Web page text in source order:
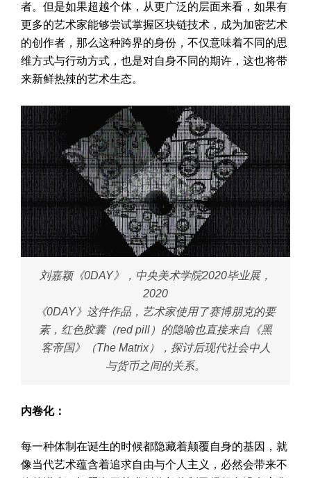
者。但是如果超越个体，从更广泛的层面来看，如果有
更多的艺术家能够尝试掌握区块链技术，成为加密艺术
的创作者，那么这种跨界的身份，不仅意味着不同的思
维方式与行动方式，也是对自身不同的期许，这也将带
来新鲜热辣的艺术生态。
​刘嘉颖《0DAY》，中央美术学院2020毕业展，
2020
《0DAY》这件作品，艺术家使用了赛博朋克的要
素，红色胶囊（red pill）的隐喻也直接来自《黑
客帝国》（The Matrix），探讨后现代社会中人
与货币之间的关系。
内卷化：
每一种体制在诞生的时候都隐藏着颠覆自身的基因，就
像当代艺术蕴含着追求自由与个人主义，必然会带来不